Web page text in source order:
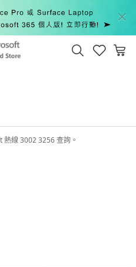
線 3002 3256 查詢。